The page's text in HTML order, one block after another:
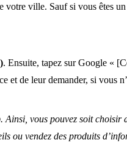
votre ville. Sauf si vous êtes un
. Ensuite, tapez sur Google «
et de leur demander, si vous
vous pouvez soit choisir
ou vendez des produits